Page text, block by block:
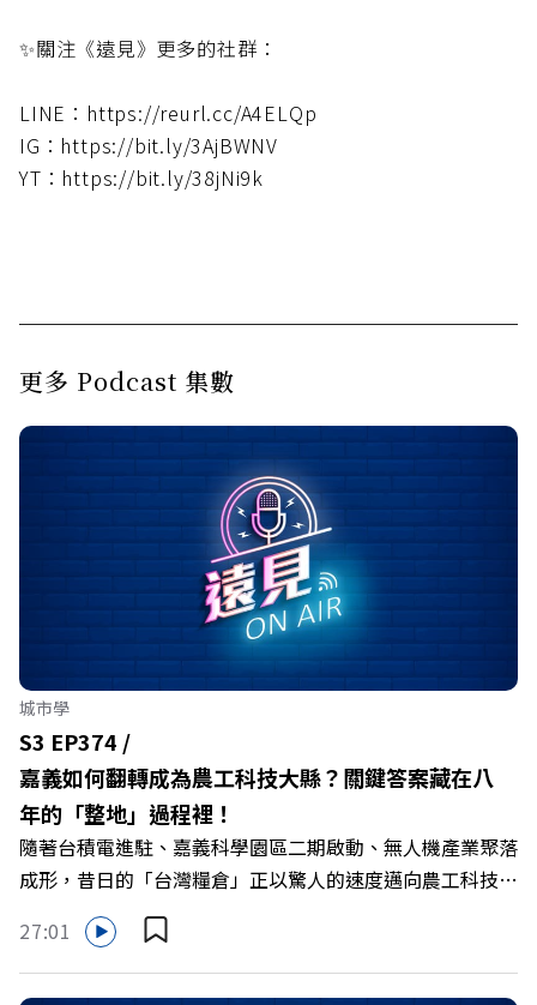
✨關注《遠見》更多的社群：
LINE：https://reurl.cc/A4ELQp
IG：https://bit.ly/3AjBWNV
YT：https://bit.ly/38jNi9k
更多 Podcast 集數
城市學
S3 EP374 /
嘉義如何翻轉成為農工科技大縣？關鍵答案藏在八
年的「整地」過程裡！
隨著台積電進駐、嘉義科學園區二期啟動、無人機產業聚落
成形，昔日的「台灣糧倉」正以驚人的速度邁向農工科技大
縣。在智慧農業、精品農產與「嘉義優鮮」品牌同步升級的
推動下，嘉義縣政府成功打破過往傳統農業縣的侷限，讓返
鄉子弟不僅能「回得來、留得下、活得好」，更為地方累積
27:01